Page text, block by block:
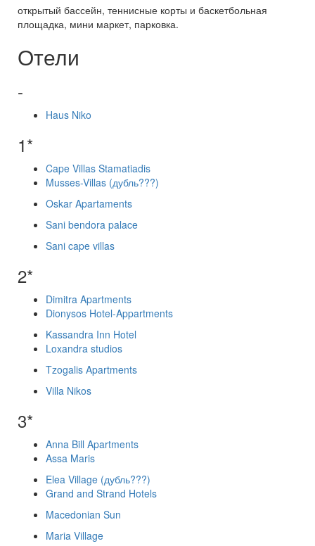
открытый бассейн, теннисные корты и баскетбольная
площадка, мини маркет, парковка.
Отели
-
Haus Niko
1*
Cape Villas Stamatiadis
Musses-Villas (дубль???)
Oskar Apartaments
Sani bendora palace
Sani cape villas
2*
Dimitra Apartments
Dionysos Hotel-Appartments
Kassandra Inn Hotel
Loxandra studios
Tzogalis Apartments
Villa Nikos
3*
Anna Bill Apartments
Assa Maris
Elea Village (дубль???)
Grand and Strand Hotels
Macedonian Sun
Maria Village